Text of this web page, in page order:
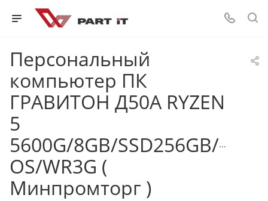
Персональный
компьютер ПК
ГРАВИТОН Д50А RYZEN
5
5600G/8GB/SSD256GB/
OS/WR3G (
Минпромторг )